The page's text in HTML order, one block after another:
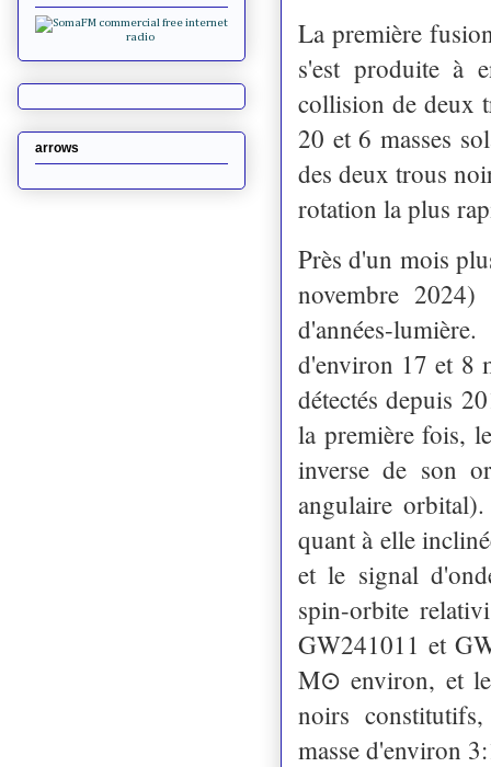
La première
s'est produite à
collision de deux
20 et 6 masses
des deux trous
rotation la plus
Près d'un mois
novembre
d'années-
d'environ 17 et 8
détectés depuis
la première fois,
inverse de son
angulaire
quant à elle
et le signal
spin-orbite
GW241011 et
M⊙ environ, et
noirs
masse d'environ
arrows